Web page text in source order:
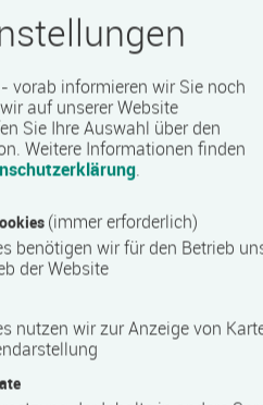
Kiel
Vollzeit
Präsenzveranstaltung
IHK -
- 16.08.2026
Köln
Vollzeit
und Lernform
Blended Learning
IHK -
- 16.08.2026
und Lernform
vorab informieren wir Sie noch
auf unserer Website
Sie Ihre Auswahl über den
Weitere Informationen finden
.
(immer erforderlich)
benötigen wir für den Betrieb
der Website
nutzen wir zur Anzeige von